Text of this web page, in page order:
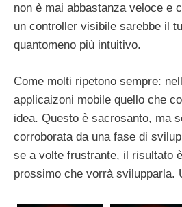
non è mai abbastanza veloce e
un controller visibile sarebbe il
quantomeno più intuitivo.
Come molti ripetono sempre:
applicaizoni mobile quello che
idea. Questo è sacrosanto, ma
corroborata da una fase di
se a volte frustrante, il risultato
prossimo che vorrà svilupparla.